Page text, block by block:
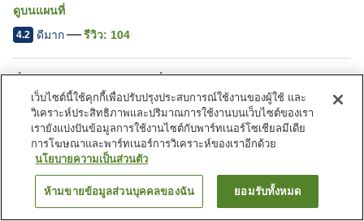
ดูบนแผนที่
4.2 ดีมาก รีวิว: 104
ที่จอดรถ
อ่างน้ำวน
อ่างหินร้อน
ตู้จำหน่ายอัตโนมัติ
หน้าแรก ญี่ปุ่น ชิซูโอกะ
Wa Modern Auberge Atami Tensui
ค้นหาห้องพัก
เว็บไซต์นี้ใช้คุกกี้เพื่อปรับปรุงประสบการณ์ใช้งานของผู้ใช้ และ
วิเคราะห์ประสิทธิภาพและปริมาณการใช้งานบนเว็บไซต์ของเรา
เรายังแบ่งปันข้อมูลการใช้งานไซต์กับพาร์ทเนอร์โซเชียลมีเดีย
การโฆษณาและพาร์ทเนอร์การวิเคราะห์ของเราอีกด้วย
นโยบายความเป็นส่วนตัว
ห้ามขายข้อมูลส่วนบุคคลของฉัน ยอมรับทั้งหมด